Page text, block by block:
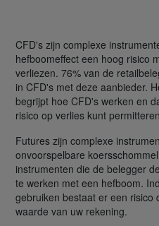
CFD's zijn complexe
hefboomeffect een hoog risico
verliezen. 76% van de
in CFD's met deze aanbieder.
begrijpt hoe CFD's werken en
risico op verlies kunt
Futures zijn complexe
onvoorspelbare
instrumenten die de belegger
te werken met een hefboom.
gebruiken bestaat er een risico
waarde van uw rekening.